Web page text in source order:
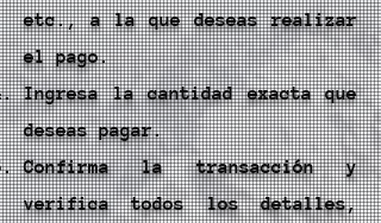
etc., a la que deseas realizar
el pago.
Ingresa la cantidad exacta que
deseas pagar.
Confirma la transacción y
verifica todos los detalles,